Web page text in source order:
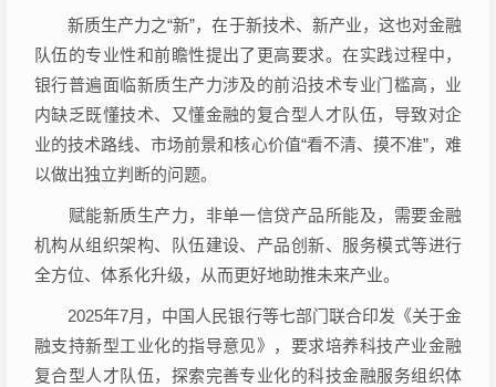
新质生产力之“新”，在于新技术、新产业，这也对金融
队伍的专业性和前瞻性提出了更高要求。在实践过程中，
银行普遍面临新质生产力涉及的前沿技术专业门槛高，业
内缺乏既懂技术、又懂金融的复合型人才队伍，导致对企
业的技术路线、市场前景和核心价值“看不清、摸不准”，难
以做出独立判断的问题。
赋能新质生产力，非单一信贷产品所能及，需要金融
机构从组织架构、队伍建设、产品创新、服务模式等进行
全方位、体系化升级，从而更好地助推未来产业。
2025年7月，中国人民银行等七部门联合印发《关于金
融支持新型工业化的指导意见》，要求培养科技产业金融
复合型人才队伍，探索完善专业化的科技金融服务组织体